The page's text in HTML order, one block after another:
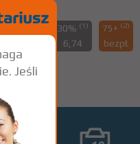
30% (1)
6,74
75+ (2)
bezpł.
Jeśli